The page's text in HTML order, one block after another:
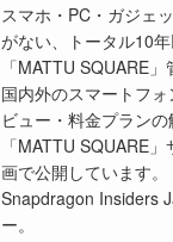
スマホ・PC・ガジェ
がない、トータル10
「MATTU SQUARE」
国内外のスマートフ
ビュー・料金プランの
「MATTU SQUARE
画で公開しています。
Snapdragon Insiders
ー。